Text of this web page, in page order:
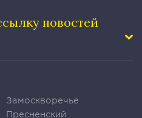
новостей
Замоскворечье
Пресненский